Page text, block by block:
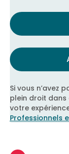
Si vous n’avez
plein droit
votre
Professionnels